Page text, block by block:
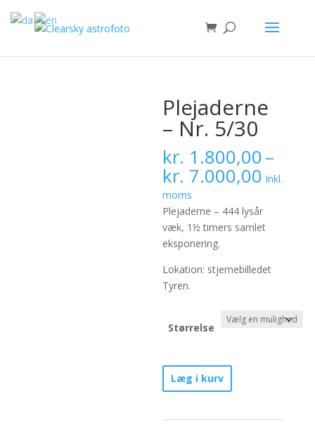
Plejaderne
– Nr. 5/30
kr. 1.800,00–
kr. 7.000,00
kr.
til
kr.
Inkl.
moms
Plejaderne – 444 lysår
væk, 1½ timers samlet
eksponering.
Lokation: stjernebilledet
Tyren.
Størrelse
Plejaderne -
Nr.
antal
Læg i kurv